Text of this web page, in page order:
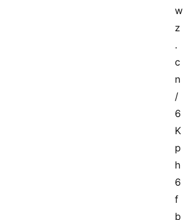
w
z
.
c
n
/
6
K
p
h
6
f
b